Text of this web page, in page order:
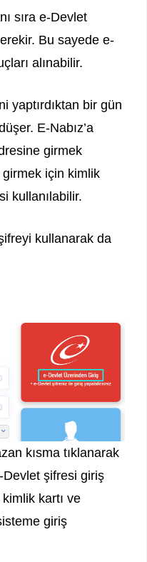
sıra e-Devlet
Bu sayede e-
alınabilir.
yaptırdıktan bir gün
E-Nabız’a
girmek
için kimlik
kullanılabilir.
kullanarak da
kısma tıklanarak
Devlet şifresi giriş
kartı ve
giriş